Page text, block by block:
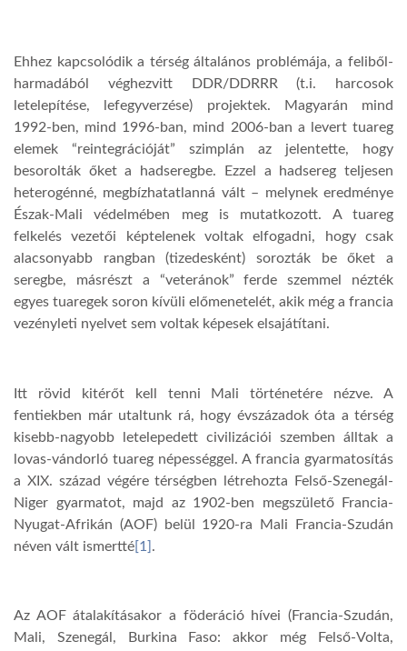
Ehhez kapcsolódik a térség általános problémája, a feliből-
harmadából véghezvitt DDR/DDRRR (t.i. harcosok
letelepítése, lefegyverzése) projektek. Magyarán mind
1992-ben, mind 1996-ban, mind 2006-ban a levert tuareg
elemek “reintegrációját” szimplán az jelentette, hogy
besorolták őket a hadseregbe. Ezzel a hadsereg teljesen
heterogénné, megbízhatatlanná vált – melynek eredménye
Észak-Mali védelmében meg is mutatkozott. A tuareg
felkelés vezetői képtelenek voltak elfogadni, hogy csak
alacsonyabb rangban (tizedesként) sorozták be őket a
seregbe, másrészt a “veteránok” ferde szemmel nézték
egyes tuaregek soron kívüli előmenetelét, akik még a francia
vezényleti nyelvet sem voltak képesek elsajátítani.
Itt rövid kitérőt kell tenni Mali történetére nézve. A
fentiekben már utaltunk rá, hogy évszázadok óta a térség
kisebb-nagyobb letelepedett civilizációi szemben álltak a
lovas-vándorló tuareg népességgel. A francia gyarmatosítás
a XIX. század végére térségben létrehozta Felső-Szenegál-
Niger gyarmatot, majd az 1902-ben megszülető Francia-
Nyugat-Afrikán (AOF) belül 1920-ra Mali Francia-Szudán
néven vált ismertté[1].
Az AOF átalakításakor a föderáció hívei (Francia-Szudán,
Mali, Szenegál, Burkina Faso: akkor még Felső-Volta,